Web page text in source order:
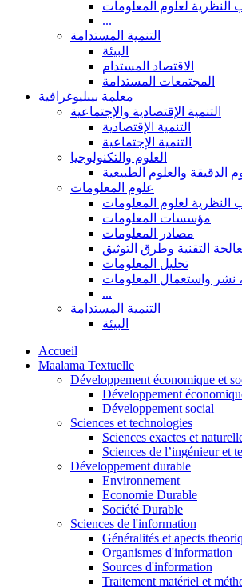
النظرية لعلوم المعلومات
...
التنمية المستدامة
البيئة
الاقتصاد المستدام
المجتمعات المستدامة
معلمة بيبليوغرافية
التنمية الإقتصادية والإجتماعية
التنمية الإقتصادية
التنمية الإجتماعية
العلوم والتكنولوجيا
الدقيقة والعلوم الطبيعية
علوم المعلومات
النظرية لعلوم المعلومات
مؤسسات المعلومات
مصادر المعلومات
التقنية وطرق التوثيق
تحليل المعلومات
نشر واستعمال المعلومات
...
التنمية المستدامة
البيئة
Accueil
Maalama Textuelle
Développement économique et
Développement
Développement social
Sciences et technologies
Sciences exactes et
Sciences de l’ingénieur et
Développement durable
Environnement
Economie Durable
Société Durable
Sciences de l'information
Généralités et apects
Organismes d'information
Sources d'information
Traitement matériel et